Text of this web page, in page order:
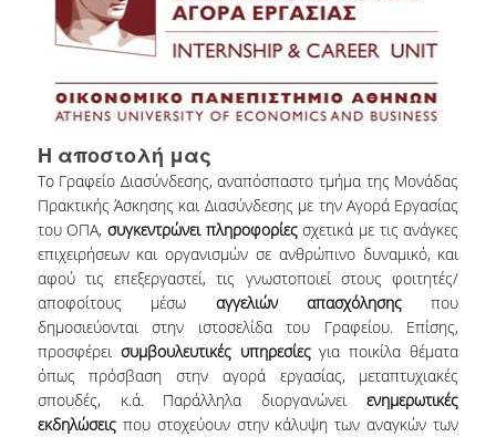
ΜΕΛΗ ΔΕΠ
ΕΝΤΕΤΑΛΜΕΝΟΙ ΔΙΔΑΣΚΟΝΤΕΣ ΑΚΑΔ.ΕΤΟΥΣ
2025-26
ΜΕΛΗ Ε.ΔΙ.Π
ΜΕΛΗ Ε.Δ.Π
ΜΕΛΗ Ε.Τ.Ε.Π.
ΔΙΟΙΚΗΤΙΚΟ ΠΡΟΣΩΠΙΚΟ
ΜΗΤΡΩΑ
ΩΡΕΣ ΓΡΑΦΕΙΟΥ ΑΚΑΔΗΜΑΪΚΟΥ
ΠΡΟΣΩΠΙΚΟΥ
Η αποστολή μας
Το Γραφείο Διασύνδεσης, αναπόσπαστο τμήμα της Μονάδας
Πρακτικής Άσκησης και Διασύνδεσης με την Αγορά Εργασίας
του ΟΠΑ, συγκεντρώνει πληροφορίεςσχετικά με τις ανάγκες
επιχειρήσεων και οργανισμών σε ανθρώπινο δυναμικό, και
αφού τις επεξεργαστεί, τις γνωστοποιεί στους φοιτητές/
αποφοίτους μέσω αγγελιών απασχόλησηςπου
δημοσιεύονται στην ιστοσελίδα του Γραφείου. Επίσης,
προσφέρει συμβουλευτικές υπηρεσίεςγια ποικίλα θέματα
όπως πρόσβαση στην αγορά εργασίας, μεταπτυχιακές
σπουδές, κ.ά. Παράλληλα διοργανώνειενημερωτικές
εκδηλώσειςπου στοχεύουν στην κάλυψη των αναγκών των